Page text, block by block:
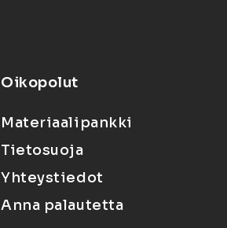
Oikopolut
Materiaalipankki
Tietosuoja
Yhteystiedot
Anna palautetta